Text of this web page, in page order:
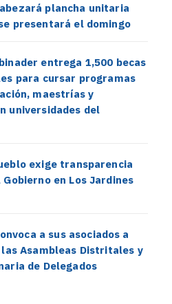
plancha unitaria
presentará el domingo
entrega 1,500 becas
para cursar programas
maestrías y
universidades del
exige transparencia
en Los Jardines
a sus asociados a
Asambleas Distritales y
de Delegados